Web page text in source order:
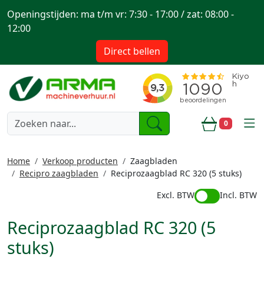
0
Openingstijden: ma t/m vr: 7:30 - 17:00 / zat: 08:00 -
12:00
Direct bellen
Home Verkoop producten
Zaagbladen
Recipro zaagbladen
Reciprozaagblad RC 320 (5 stuks)
Excl. BTW
Incl. BTW
Reciprozaagblad RC 320 (5
stuks)